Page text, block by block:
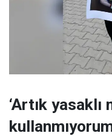
‘Artık yasaklı